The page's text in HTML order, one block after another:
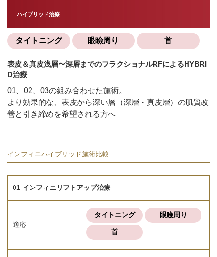
ハイブリッド治療
タイトニング 眼瞼周り 首
表皮＆真皮浅層〜深層までのフラクショナルRFによるHYBRI
D治療
01、02、03の組み合わせた施術。
より効果的な、表皮から深い層（深層・真皮層）の肌質改
善と引き締めを希望される方へ
インフィニハイブリッド施術比較
01 インフィニリフトアップ治療
適応
タイトニング 眼瞼周り
首